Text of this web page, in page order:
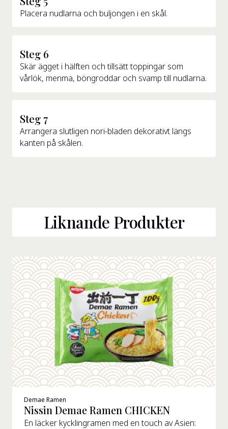
Placera nudlarna och buljongen i en skål.
Steg 6
Skär ägget i hälften och tillsätt toppingar som
vårlök, menma, böngroddar och svamp till nudlarna.
Steg 7
Arrangera slutligen nori-bladen dekorativt längs
kanten på skålen.
Liknande Produkter
Demae Ramen
Nissin Demae Ramen CHICKEN
En läcker kycklingramen med en touch av Asien: